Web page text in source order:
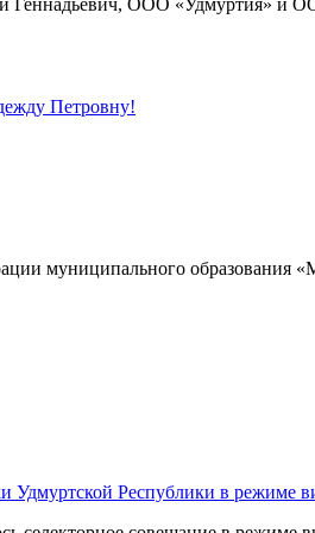
Петровну!
муниципального образования
Республики в режиме